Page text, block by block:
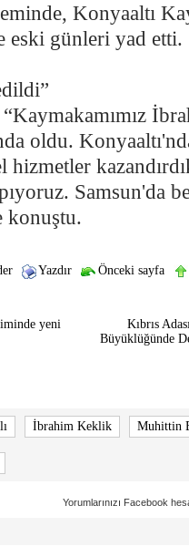
Konyaaltı
günleri yad etti.
oldu.
hizmetler
Samsun'da
konuştu.
Yazdır Önceki sayfa
yeni
Kıbrıs
Büyüklüğünde
İbrahim Keklik Muhittin
Yorumlarınızı Facebook